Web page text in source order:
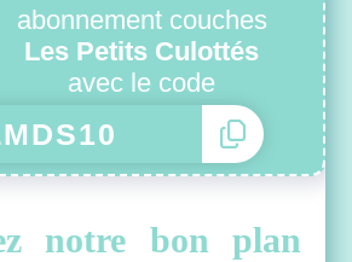
abonnement couches
Les Petits Culottés
avec le code
notre bon plan